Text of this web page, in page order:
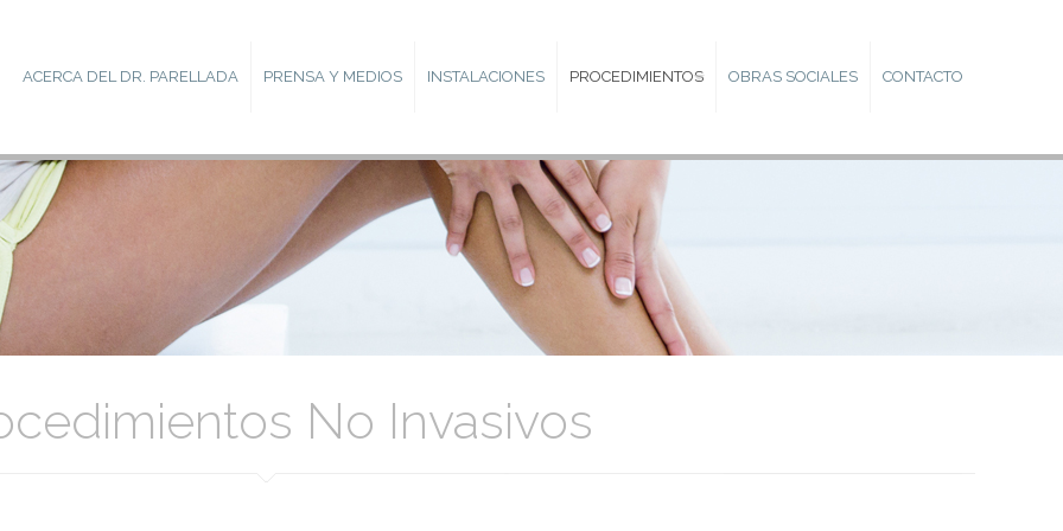
ACERCA DEL DR. PARELLADA PRENSA Y MEDIOS INSTALACIONES PROCEDIMIENTOS OBRAS SOCIALES CONTACTO
No Invasivos